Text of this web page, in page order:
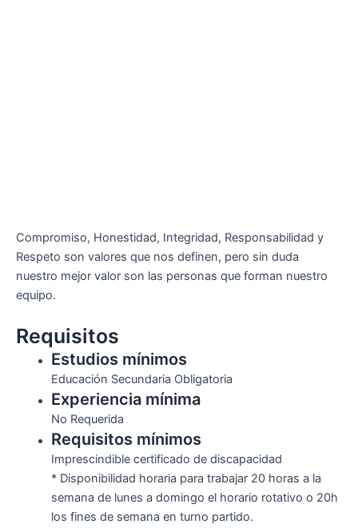
Compromiso, Honestidad, Integridad, Responsabilidad y
Respeto son valores que nos definen, pero sin duda
nuestro mejor valor son las personas que forman nuestro
equipo.
Requisitos
Estudios mínimos
Educación Secundaria Obligatoria
Experiencia mínima
No Requerida
Requisitos mínimos
Imprescindible certificado de discapacidad
* Disponibilidad horaria para trabajar 20 horas a la
semana de lunes a domingo el horario rotativo o 20h
los fines de semana en turno partido.